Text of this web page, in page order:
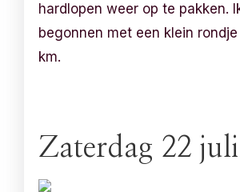
hardlopen weer op te pakken.
begonnen met een klein
km.
Zaterdag 22